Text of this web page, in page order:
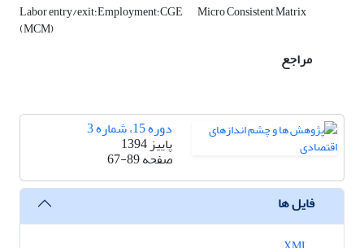
Labor entry/exit؛Employment؛CGE Micro Consistent Matrix
(MCM)
مراجع
دوره 15، شماره 3
پاییز 1394
صفحه67-89
فایل ها